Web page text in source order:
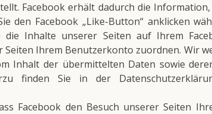
Facebook erhält dadurch die
den Facebook „Like-Button“ anklicken
Inhalte unserer Seiten auf Ihrem
Seiten Ihrem Benutzerkonto zuordnen. Wir
Inhalt der übermittelten Daten sowie
finden Sie in der
Facebook den Besuch unserer Seiten